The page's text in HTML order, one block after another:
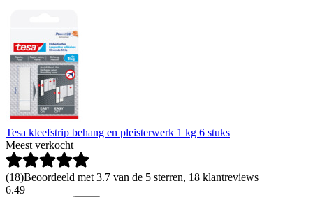
Tesa kleefstrip behang en pleisterwerk 1 kg 6 stuks
Meest verkocht
(18)Beoordeeld met 3.7 van de 5 sterren, 18 klantreviews
6.49